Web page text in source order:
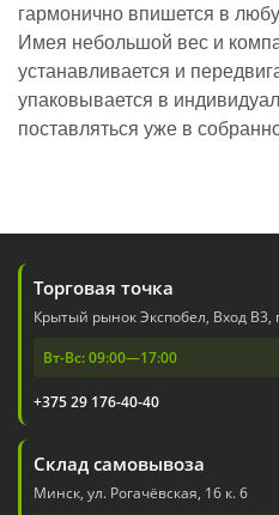
гармонично впишется в
Имея небольшой вес и
устанавливается и
упаковывается в
поставляться уже в
Торговая точка
Крытый рынок Экспобел, Вход В3,
Вт-Вс: 09:00—17:00
+375 29 176-40-40
Склад самовывоза
Минск, ул. Рогачёвская, 16 к. 6